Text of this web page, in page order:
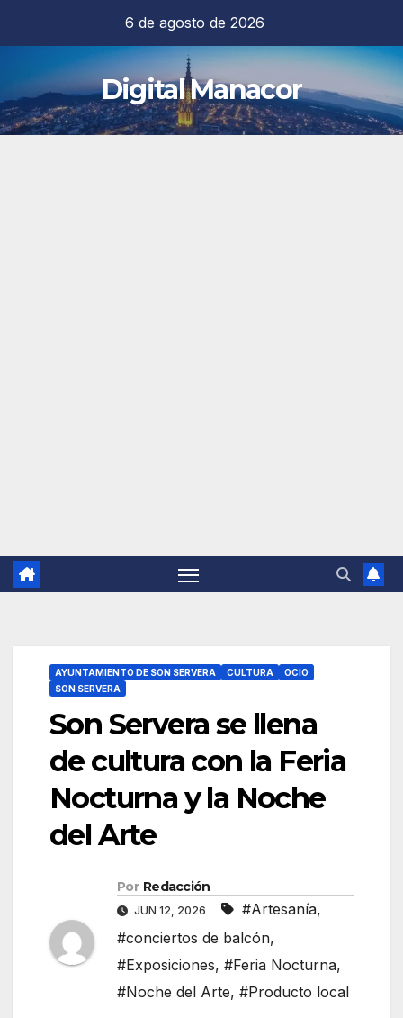
contenido
6 de agosto de 2026
Digital Manacor
AYUNTAMIENTO DE SON SERVERA CULTURA
OCIO
SON SERVERA
Son Servera se llena
de cultura con la Feria
Nocturna y la Noche
del Arte
Por Redacción
JUN 12, 2026 #Artesanía,
#conciertos de balcón,
#Exposiciones, #Feria Nocturna,
#Noche del Arte, #Producto local